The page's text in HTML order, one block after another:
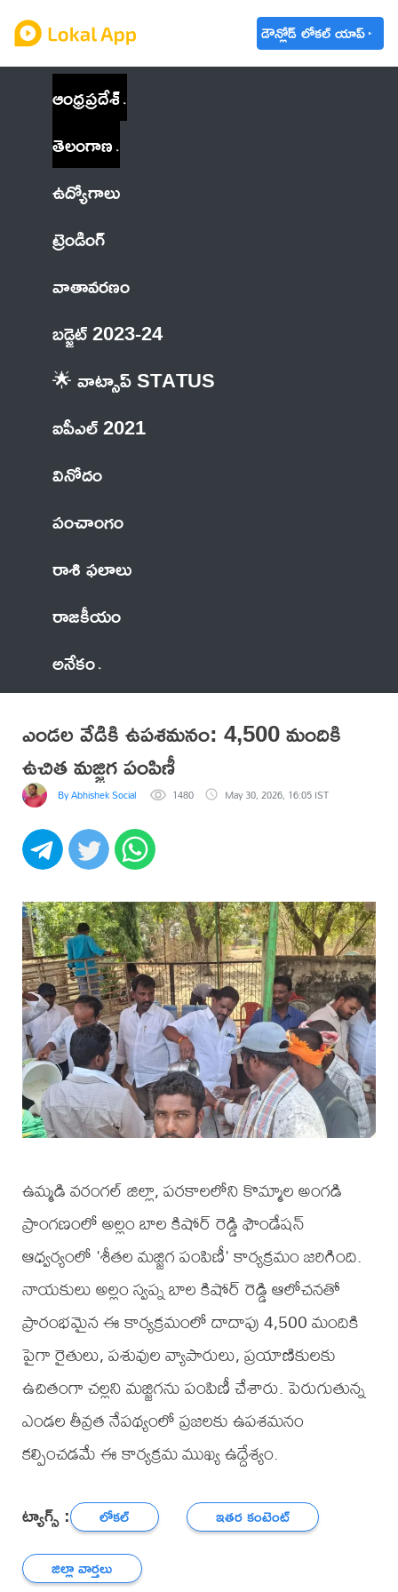
డౌన్లోడ్ లోకల్ యాప్
ఆంధ్రప్రదేశ్
తెలంగాణ
ఉద్యోగాలు
ట్రెండింగ్
వాతావరణం
బడ్జెట్ 2023-24
🌟 వాట్సాప్ STATUS
ఐపీఎల్ 2021
వినోదం
పంచాంగం
రాశి ఫలాలు
రాజకీయం
అనేకం
ఎండల వేడికి ఉపశమనం: 4,500 మందికి
ఉచిత మజ్జిగ పంపిణీ
By Abhishek Social Media 1480 May 30, 2026, 16:05 IST
ఉమ్మడి వరంగల్ జిల్లా, పరకాలలోని కొమ్మాల అంగడి
ప్రాంగణంలో అల్లం బాల కిషోర్ రెడ్డి ఫౌండేషన్
ఆధ్వర్యంలో 'శీతల మజ్జిగ పంపిణీ' కార్యక్రమం జరిగింది.
నాయకులు అల్లం స్వప్న బాల కిషోర్ రెడ్డి ఆలోచనతో
ప్రారంభమైన ఈ కార్యక్రమంలో దాదాపు 4,500 మందికి
పైగా రైతులు, పశువుల వ్యాపారులు, ప్రయాణికులకు
ఉచితంగా చల్లని మజ్జిగను పంపిణీ చేశారు. పెరుగుతున్న
ఎండల తీవ్రత నేపథ్యంలో ప్రజలకు ఉపశమనం
కల్పించడమే ఈ కార్యక్రమ ముఖ్య ఉద్దేశ్యం.
ట్యాగ్స్ : లోకల్
ఇతర కంటెంట్
జిల్లా వార్తలు